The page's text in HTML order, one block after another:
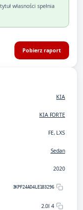
własności spełnia
Pobierz raport
KIA
KIA FORTE
FE, LXS
Sedan
2020
3KPF24AD4LE183296
2.0l 4